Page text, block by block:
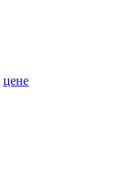
цене